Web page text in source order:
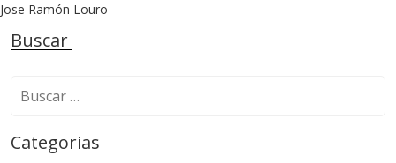
Jose Ramón Louro
Buscar
cCategorias